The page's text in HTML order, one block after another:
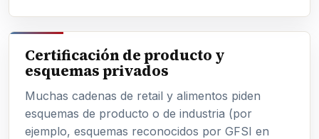
Certificación de producto y
esquemas privados
Muchas cadenas de retail y alimentos piden
esquemas de producto o de industria (por
ejemplo, esquemas reconocidos por GFSI en